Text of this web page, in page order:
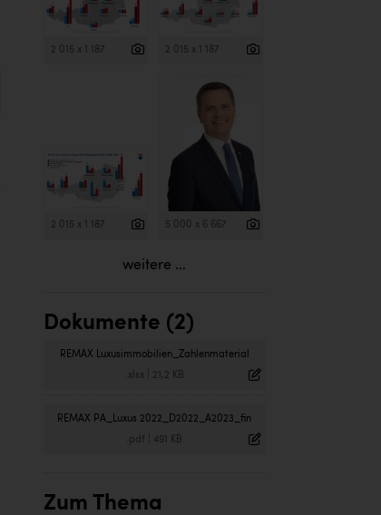
2 015 x 1 187 2 015 x 1 187
2 015 x 1 187 5 000 x 6 667
weitere ...
Dokumente (2)
REMAX Luxusimmobilien_Zahlenmaterial
.xlsx| 21,2 KB
REMAX PA_Luxus 2022_D2022_A2023_fin
.pdf 491 KB
Zum Thema